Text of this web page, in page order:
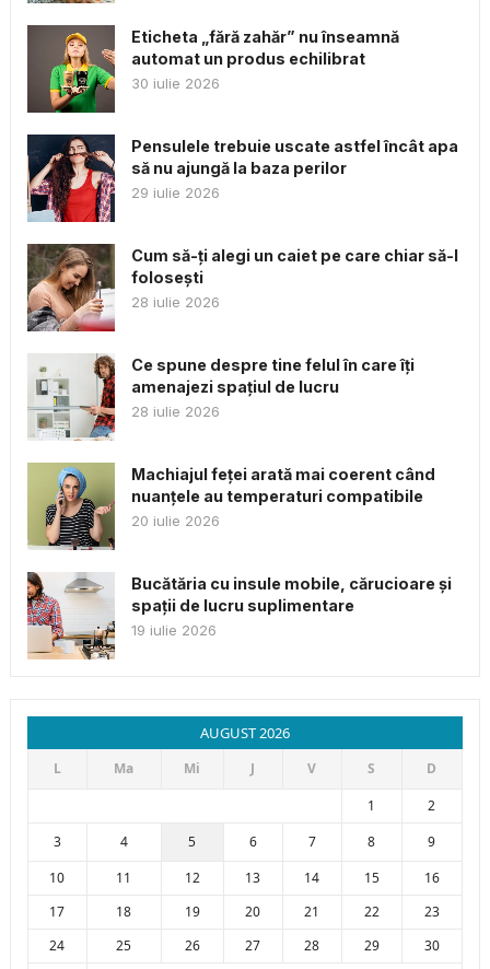
Eticheta „fără zahăr” nu înseamnă
automat un produs echilibrat
30 iulie 2026
Pensulele trebuie uscate astfel încât apa
să nu ajungă la baza perilor
29 iulie 2026
Cum să-ți alegi un caiet pe care chiar să-l
folosești
28 iulie 2026
Ce spune despre tine felul în care îți
amenajezi spațiul de lucru
28 iulie 2026
Machiajul feței arată mai coerent când
nuanțele au temperaturi compatibile
20 iulie 2026
Bucătăria cu insule mobile, cărucioare și
spații de lucru suplimentare
19 iulie 2026
AUGUST 2026
L Ma Mi J V S
D
1
2
3
4 5 6 7 8
9
10
11 12 13 14 15
16
17
18 19 20 21 22
23
24
25 26 27 28 29
30